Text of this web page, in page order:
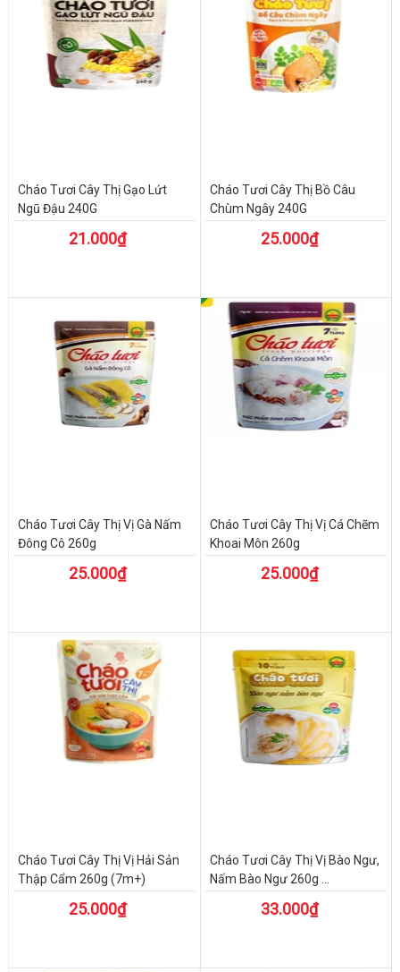
Cháo Tươi Cây Thị Gạo Lứt
Ngũ Đậu 240G
21.000₫
Cháo Tươi Cây Thị Bồ Câu
Chùm Ngây 240G
25.000₫
Cháo Tươi Cây Thị Vị Gà Nấm
Đông Cô 260g
25.000₫
Cháo Tươi Cây Thị Vị Cá Chẽm
Khoai Môn 260g
25.000₫
Cháo Tươi Cây Thị Vị Hải Sản
Thập Cẩm 260g (7m+)
25.000₫
Cháo Tươi Cây Thị Vị Bào Ngư,
Nấm Bào Ngư 260g ...
33.000₫